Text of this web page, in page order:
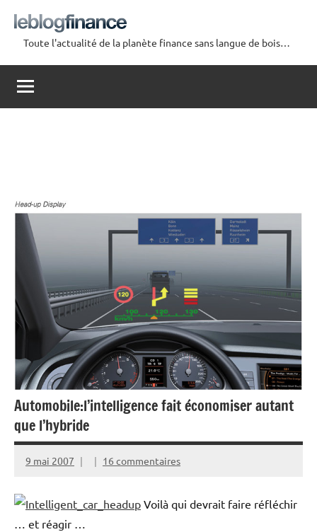
contenu
Le
Blog
Finance
Toute l'actualité de la planète finance sans langue de bois…
Automobile:l’intelligence fait économiser autant
que l’hybride
9 mai 2007 16 commentaires
Voilà qui devrait faire réfléchir
… et réagir …